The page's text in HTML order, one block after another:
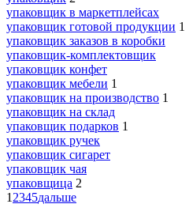
упаковщик в маркетплейсах
упаковщик готовой продукции 1
упаковщик заказов в коробки
упаковщик-комплектовщик
упаковщик конфет
упаковщик мебели 1
упаковщик на производство 1
упаковщик на склад
упаковщик подарков 1
упаковщик ручек
упаковщик сигарет
упаковщик чая
упаковщица 2
1 2345дальше